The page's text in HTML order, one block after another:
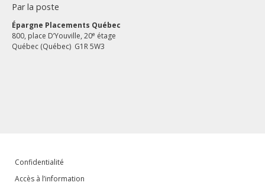
Par la poste
Épargne Placements Québec
800, place D’Youville, 20e étage
Québec (Québec) G1R 5W3
Confidentialité
Accès à l’information